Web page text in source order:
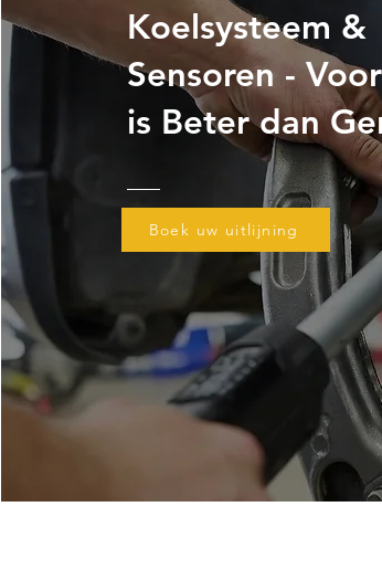
Koelsysteem &
Sensoren -
is Beter dan
Boek uw uitlijning